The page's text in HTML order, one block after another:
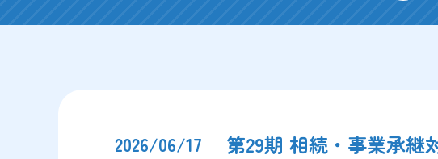
2026/06/17 第29期 相続・事業承継